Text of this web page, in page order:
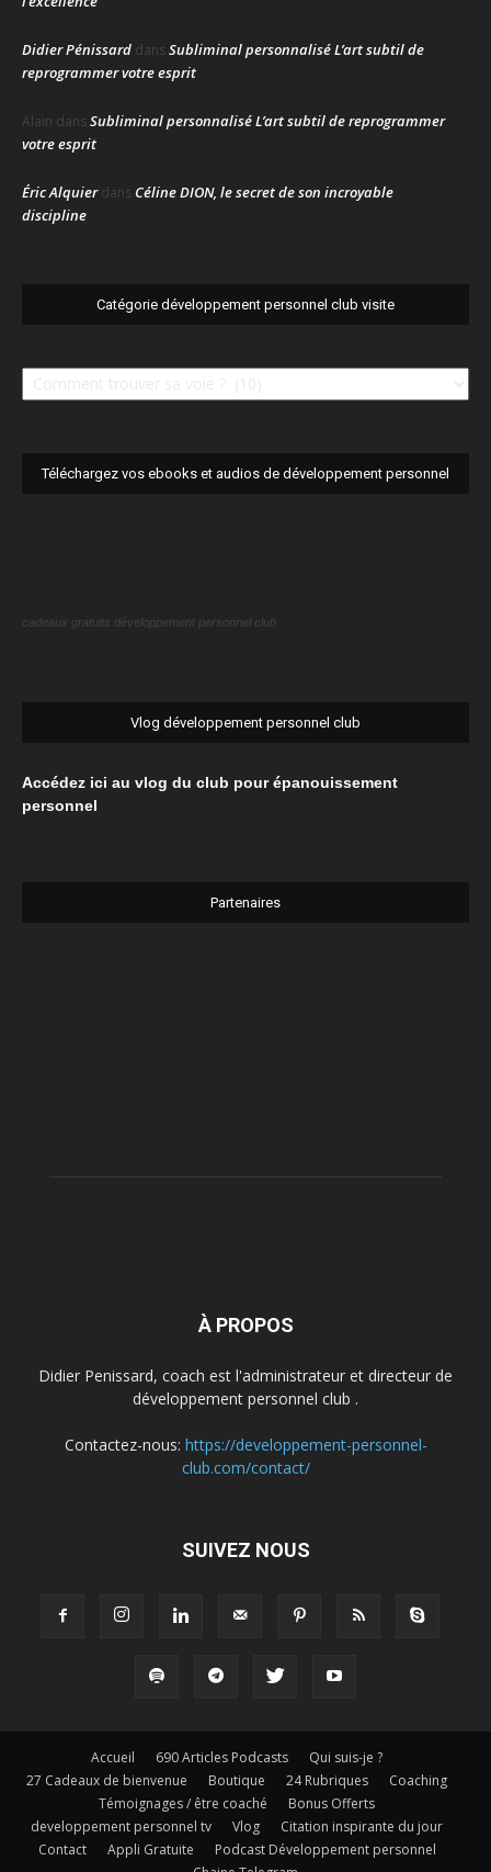
Didier Pénissard dansSubliminal personnalisé L’art subtil de
reprogrammer votre esprit
Alain dansSubliminal personnalisé L’art subtil de reprogrammer
votre esprit
Éric Alquierdans Céline DION, le secret de son incroyable
discipline
Catégorie développement personnel club visite
Catégorie
Téléchargez vos ebooks et audios de développement personnel
cadeaux gratuits développement personnel club
Vlog développement personnel club
Accédez ici au vlog du club pour épanouissement
personnel
Partenaires
À PROPOS
Didier Penissard, coach est l'administrateur et directeur de
développement personnel club .
Contactez-nous: https://developpement-personnel-
club.com/contact/
SUIVEZ NOUS
Accueil 690 Articles Podcasts
Qui suis-je ?
27 Cadeaux de bienvenue
Boutique 24 Rubriques
Coaching
Témoignages / être coaché
Bonus Offerts
developpement personnel tv
Vlog
Citation inspirante du jour
Contact
Appli Gratuite
Podcast Développement personnel